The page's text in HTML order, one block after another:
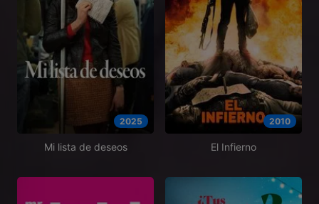
2025
Mi lista de deseos
2010
El Infierno